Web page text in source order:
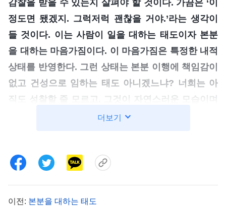
감찰을 받을 수 있는지 살펴야 할 것이다. 가끔은 ‘이
정도면 됐겠지. 그럭저럭 괜찮을 거야.’라는 생각이
들 것이다. 이는 사람이 일을 대하는 태도이자 본분
을 대하는 마음가짐이다. 이 마음가짐은 특정한 내적
상태를 반영한다. 그런 상태는 본분 이행에 책임감이
없고 건성으로 임하는 태도 아니겠느냐? 너희는 아
직도 성찰할 줄 모르고, 그것이 자연스러운 모습이며
인성 안에 있는 정상적인 태도이므로 문제 될 것 없
이 있는 것이다. 너희는 마땅히 이에 대해 성찰하고
내면에는 어떤 변화도 생기지 않을 것이다.
더보기
이전: 본분을 대하는 태도